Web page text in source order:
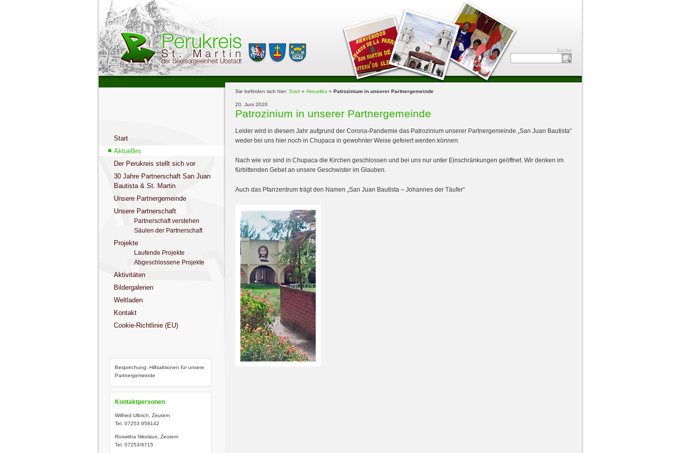
Suche
Start
Aktuelles
Der Perukreis stellt sich vor
30 Jahre Partnerschaft San Juan
Bautista & St. Martin
Unsere Partnergemeinde
Unsere Partnerschaft
Partnerschaft verstehen
Säulen der Partnerschaft
Projekte
Laufende Projekte
Abgeschlossene Projekte
Aktivitäten
Bildergalerien
Weltladen
Kontakt
Cookie-Richtlinie (EU)
Besprechung: Hilfsaktionen für unsere
Partnergemeinde
Kontaktpersonen
Wilfried Ulbrich, Zeutern
Tel. 07253 958142
Roswitha Nikolaus, Zeutern
Tel. 07253/6715
Sie befinden sich hier: Start» Aktuelles» Patrozinium in unserer Partnergemeinde
20. Juni 2020
Patrozinium in unserer Partnergemeinde
Leider wird in diesem Jahr aufgrund der Corona-Pandemie das Patrozinium unserer Partnergemeinde „San Juan Bautista“
weder bei uns hier noch in Chupaca in gewohnter Weise gefeiert werden können.
Nach wie vor sind in Chupaca die Kirchen geschlossen und bei uns nur unter Einschränkungen geöffnet. Wir denken im
fürbittenden Gebet an unsere Geschwister im Glauben.
Auch das Pfarrzentrum trägt den Namen „San Juan Bautista – Johannes der Täufer“